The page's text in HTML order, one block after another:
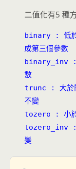
二值化有5 種
binary : 低於
成第三個參數
binary_inv :
數
trunc : 大於
不變
tozero : 小於
tozero_inv :
變